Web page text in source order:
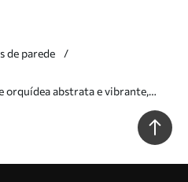
de parede
orquídea abstrata e vibrante,